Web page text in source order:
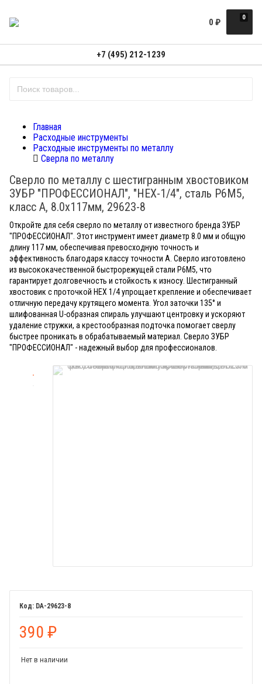
0
0 ₽
+7 (495) 212-1239
Главная
Расходные инструменты
Расходные инструменты по металлу
Сверла по металлу
Сверло по металлу с шестигранным хвостовиком
ЗУБР "ПРОФЕССИОНАЛ", "HEX-1/4", сталь Р6М5,
класс А, 8.0х117мм, 29623-8
Откройте для себя сверло по металлу от известного бренда ЗУБР
"ПРОФЕССИОНАЛ". Этот инструмент имеет диаметр 8.0 мм и общую
длину 117 мм, обеспечивая превосходную точность и
эффективность благодаря классу точности А. Сверло изготовлено
из высококачественной быстрорежущей стали Р6М5, что
гарантирует долговечность и стойкость к износу. Шестигранный
хвостовик с проточкой HEX 1/4 упрощает крепление и обеспечивает
отличную передачу крутящего момента. Угол заточки 135° и
шлифованная U-образная спираль улучшают центровку и ускоряют
удаление стружки, а крестообразная подточка помогает сверлу
быстрее проникать в обрабатываемый материал. Сверло ЗУБР
"ПРОФЕССИОНАЛ" - надежный выбор для профессионалов.
DA-29623-8
390 ₽
Нет в наличии